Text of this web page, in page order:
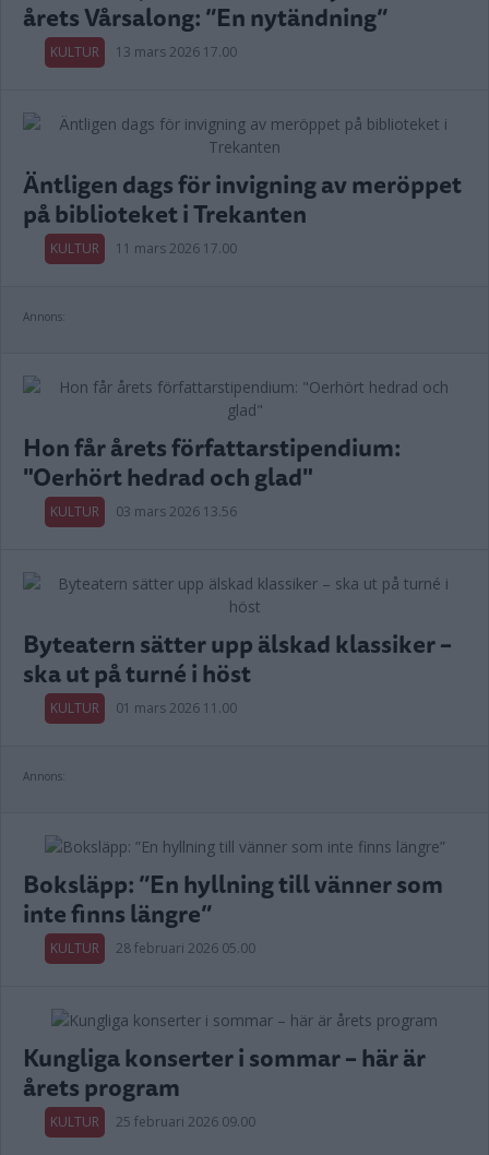
årets Vårsalong: ”En nytändning”
KULTUR 13 mars 2026 17.00
Äntligen dags för invigning av meröppet
på biblioteket i Trekanten
KULTUR 11 mars 2026 17.00
Annons:
Hon får årets författarstipendium:
"Oerhört hedrad och glad"
KULTUR 03 mars 2026 13.56
Byteatern sätter upp älskad klassiker –
ska ut på turné i höst
KULTUR 01 mars 2026 11.00
Annons:
Boksläpp: ”En hyllning till vänner som
inte finns längre”
KULTUR 28 februari 2026 05.00
Kungliga konserter i sommar – här är
årets program
KULTUR 25 februari 2026 09.00